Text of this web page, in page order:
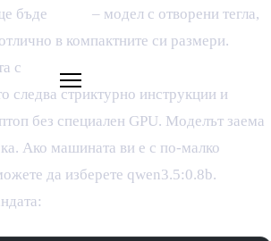
бъде
– модел с отворени тегла,
в компактните си размери.
с
следва стриктурно инструкции и
без специален GPU. Моделът заема
Ако машината ви е с по-малко
да изберете qwen3.5:0.8b.